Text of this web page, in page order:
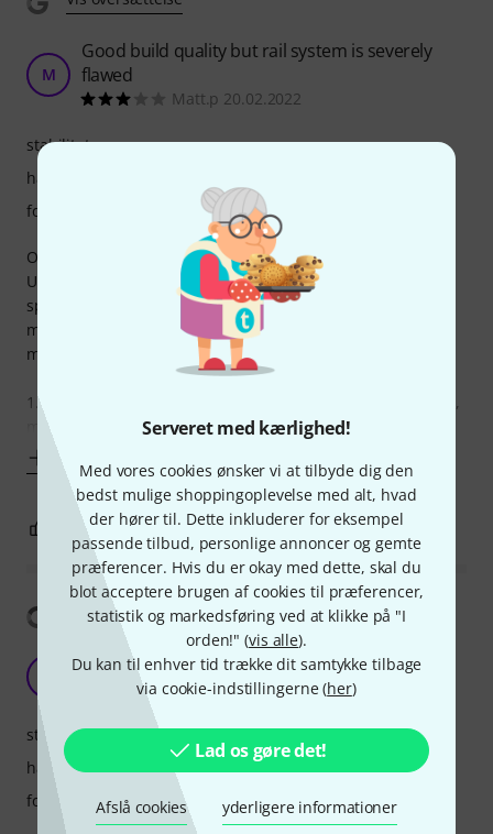
Serveret med kærlighed!
Med vores cookies ønsker vi at tilbyde dig den
bedst mulige shoppingoplevelse med alt, hvad
der hører til. Dette inkluderer for eksempel
passende tilbud, personlige annoncer og gemte
præferencer. Hvis du er okay med dette, skal du
blot acceptere brugen af cookies til præferencer,
statistik og markedsføring ved at klikke på "I
orden!" (vis alle).
Du kan til enhver tid trække dit samtykke tilbage
via cookie-indstillingerne (her)
Lad os gøre det!
Afslå cookies yderligere informationer
M
Good build quality but rail system is severely
flawed
Matt.p 20.02.2022
Overall the case is well built and has a sturdy feeling to it.
Unfortunately, the reason I purchased this case was
specifically to have a compact case with the ability to use
mounted equipment on a slight angle, and there are
multiple issues with the mounting rails:
1. There are no included handles to raise or lower the bars,
meaning if you use all 12 units
Vis mere
stabilitet
håndtering
forarbejdning
0 ANMELD BEDØMMELSE
Vis oversættelse
Rack case 12u 12
Gerald8808 17.05.2015
stabilitet
håndtering
forarbejdning